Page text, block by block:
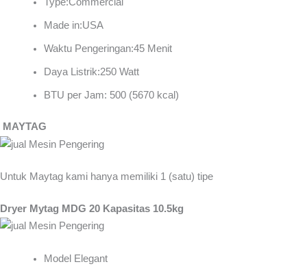
Type:Commercial
Made in:USA
Waktu Pengeringan:45 Menit
Daya Listrik:250 Watt
BTU per Jam: 500 (5670 kcal)
MAYTAG
Untuk Maytag kami hanya memiliki 1 (satu) tipe
Dryer Mytag MDG 20 Kapasitas 10.5kg
Model Elegant